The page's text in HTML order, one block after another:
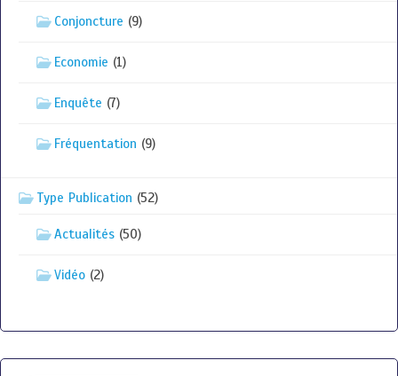
Conjoncture (9)
Economie (1)
Enquête (7)
Fréquentation (9)
Type Publication (52)
Actualités (50)
Vidéo (2)